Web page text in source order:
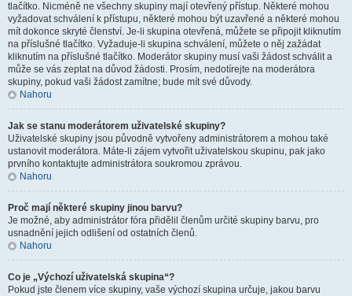
tlačítko. Nicméně ne všechny skupiny mají otevřený přístup. Některé mohou
vyžadovat schválení k přístupu, některé mohou být uzavřené a některé mohou
mít dokonce skryté členství. Je-li skupina otevřená, můžete se připojit kliknutím
na příslušné tlačítko. Vyžaduje-li skupina schválení, můžete o něj zažádat
kliknutím na příslušné tlačítko. Moderátor skupiny musí vaši žádost schválit a
může se vás zeptat na důvod žádosti. Prosím, nedotírejte na moderátora
skupiny, pokud vaši žádost zamítne; bude mít své důvody.
Nahoru
Jak se stanu moderátorem uživatelské skupiny?
Uživatelské skupiny jsou původně vytvořeny administrátorem a mohou také
ustanovit moderátora. Máte-li zájem vytvořit uživatelskou skupinu, pak jako
prvního kontaktujte administrátora soukromou zprávou.
Nahoru
Proč mají některé skupiny jinou barvu?
Je možné, aby administrátor fóra přidělil členům určité skupiny barvu, pro
usnadnění jejich odlišení od ostatních členů.
Nahoru
Co je „Výchozí uživatelská skupina“?
Pokud jste členem více skupiny, vaše výchozí skupina určuje, jakou barvu